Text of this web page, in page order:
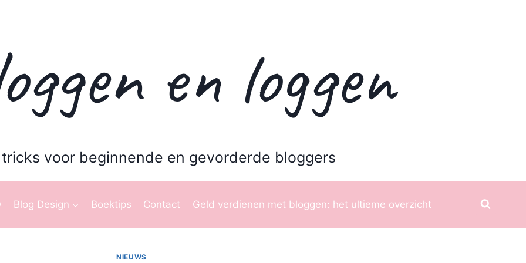
en loggen
voor beginnende en gevorderde bloggers
Blog Design Boektips Contact Geld verdienen met bloggen: het ultieme overzicht
NIEUWS